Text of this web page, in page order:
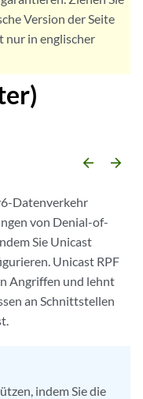
Version der Seite
nur in englischer
arrow_backward arrow_forward
Datenverkehr
von Denial-of-
Sie Unicast
Unicast RPF
Angriffen und lehnt
an Schnittstellen
indem Sie die